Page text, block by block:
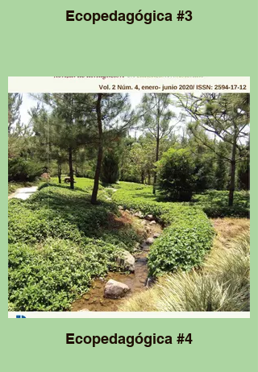
Ecopedagógica #3
Ecopedagógica #4